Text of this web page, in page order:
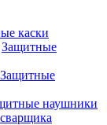
каски
Защитные
Защитные
наушники